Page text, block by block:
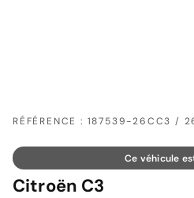
RÉFÉRENCE : 187539-26CC3 /
Ce véhicule
Citroën C3